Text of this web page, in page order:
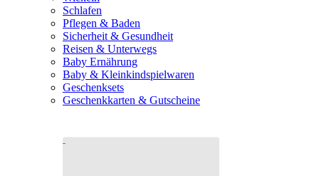
Schlafen
Pflegen & Baden
Sicherheit & Gesundheit
Reisen & Unterwegs
Baby Ernährung
Baby & Kleinkindspielwaren
Geschenksets
Geschenkkarten & Gutscheine